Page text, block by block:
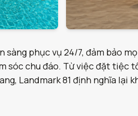
sàng phục vụ 24/7, đảm bảo
sóc chu đáo. Từ việc đặt tiệc
Landmark 81 định nghĩa lại